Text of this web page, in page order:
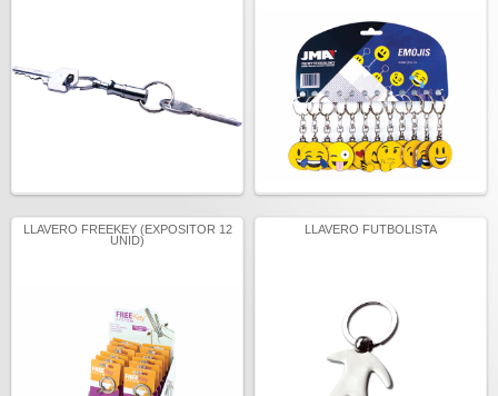
LLAVERO FREEKEY (EXPOSITOR 12
UNID)
LLAVERO FUTBOLISTA